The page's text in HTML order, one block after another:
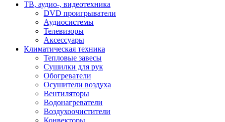
ТВ, аудио-, видеотехника
DVD проигрыватели
Аудиосистемы
Телевизоры
Аксессуары
Климатическая техника
Тепловые завесы
Сушилки для рук
Обогреватели
Осушители воздуха
Вентиляторы
Водонагреватели
Воздухоочистители
Конвекторы